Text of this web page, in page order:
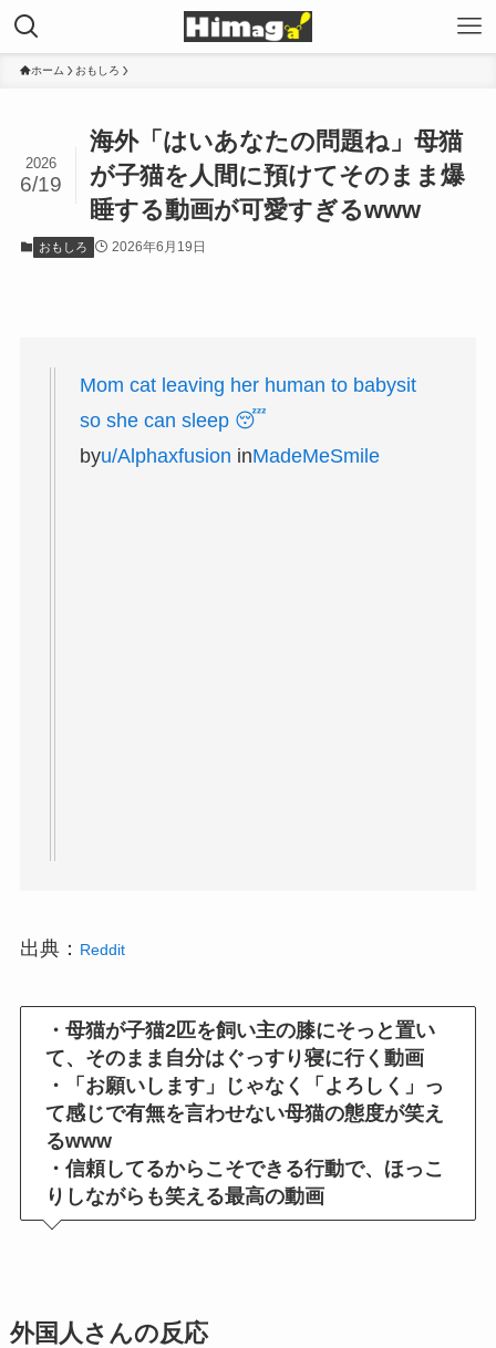
ホーム おもしろ
海外「はいあなたの問題ね」母猫
が子猫を人間に預けてそのまま爆
睡する動画が可愛すぎるwww
2026
6/19
おもしろ 2026年6月19日
Mom cat leaving her human to babysit
so she can sleep 😴
byu/Alphaxfusion inMadeMeSmile
出典： Reddit
・母猫が子猫2匹を飼い主の膝にそっと置い
て、そのまま自分はぐっすり寝に行く動画
・「お願いします」じゃなく「よろしく」っ
て感じで有無を言わせない母猫の態度が笑え
るwww
・信頼してるからこそできる行動で、ほっこ
りしながらも笑える最高の動画
外国人さんの反応